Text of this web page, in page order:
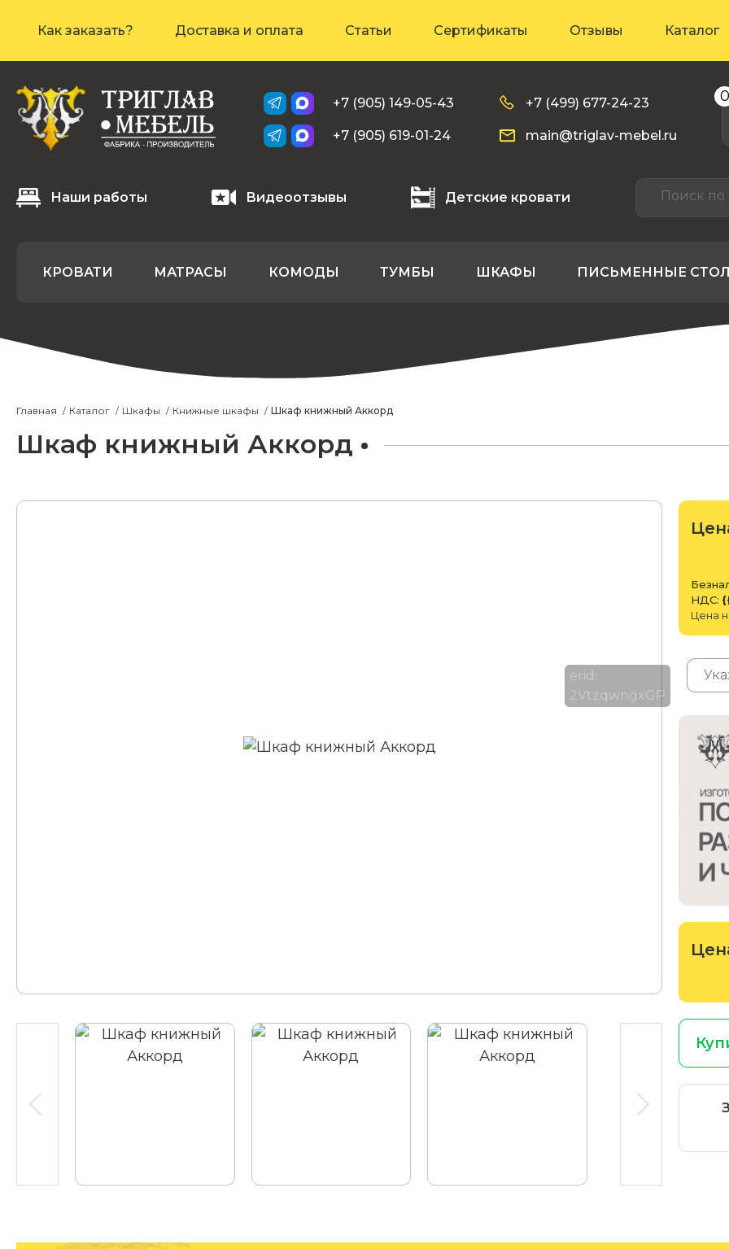
Как заказать? Доставка и оплата Статьи Сертификаты Отзывы Каталог
+7 (905) 149-05-43
+7 (905) 619-01-24
+7 (499) 677-24-23
main@triglav-mebel.ru
0
Наши работы Видеоотзывы Детские кровати
КРОВАТИ МАТРАСЫ КОМОДЫ ТУМБЫ ШКАФЫ ПИСЬМЕННЫЕ
Главная Каталог Шкафы Книжные шкафы Шкаф книжный Аккорд
Шкаф книжный Аккорд
НДС:
Цена
erid:
2VtzqwngxGP